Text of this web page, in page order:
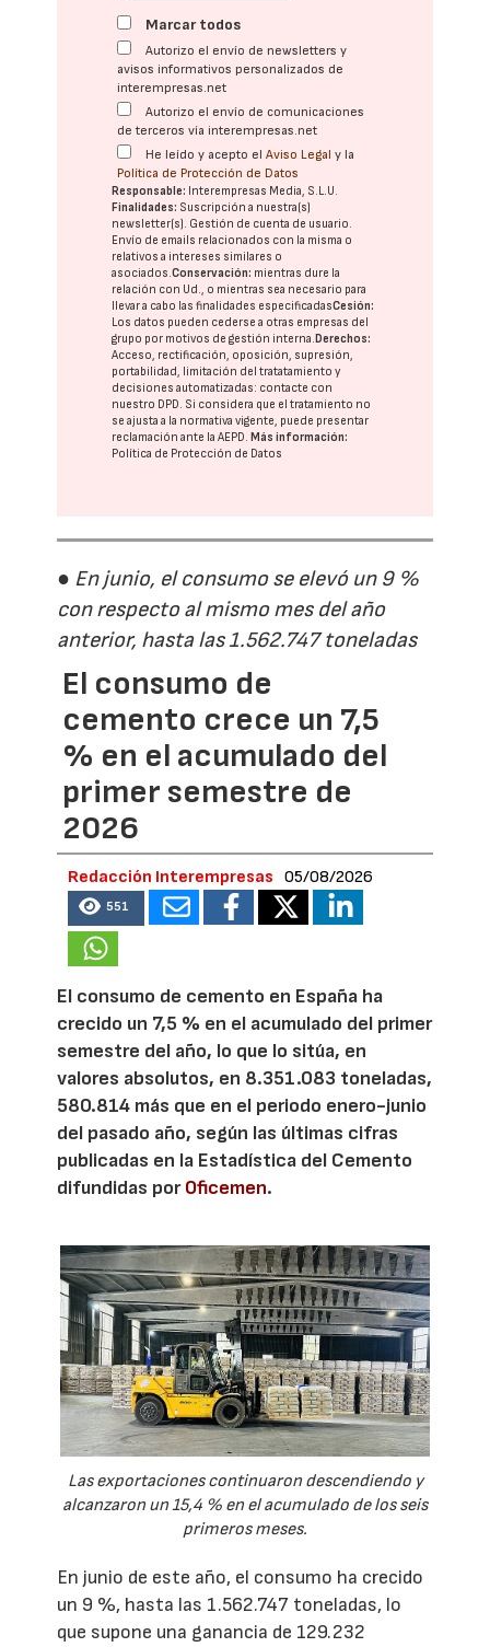
Marcar todos
Autorizo el envío de newsletters y
avisos informativos personalizados de
interempresas.net
Autorizo el envío de comunicaciones
de terceros vía interempresas.net
He leído y acepto elAviso Legal y la
Política de Protección de Datos
Responsable: Interempresas Media, S.L.U.
Finalidades: Suscripción a nuestra(s)
newsletter(s). Gestión de cuenta de usuario.
Envío de emails relacionados con la misma o
relativos a intereses similares o
asociados.Conservación: mientras dure la
relación con Ud., o mientras sea necesario para
llevar a cabo las finalidades especificadasCesión:
Los datos pueden cederse a otras empresas del
grupo por motivos de gestión interna.Derechos:
Acceso, rectificación, oposición, supresión,
portabilidad, limitación del tratatamiento y
decisiones automatizadas: contacte con
nuestro DPD. Si considera que el tratamiento no
se ajusta a la normativa vigente, puede presentar
reclamación ante laAEPD.Más información:
Política de Protección de Datos
● En junio, el consumo se elevó un 9 %
con respecto al mismo mes del año
anterior, hasta las 1.562.747 toneladas
El consumo de
cemento crece un 7,5
% en el acumulado del
primer semestre de
2026
Redacción Interempresas 05/08/2026
551
El consumo de cemento en España ha
crecido un 7,5 % en el acumulado del primer
semestre del año, lo que lo sitúa, en
valores absolutos, en 8.351.083 toneladas,
580.814 más que en el periodo enero-junio
del pasado año, según las últimas cifras
publicadas en la Estadística del Cemento
difundidas porOficemen.
Las exportaciones continuaron descendiendo y
alcanzaron un 15,4 % en el acumulado de los seis
primeros meses.
En junio de este año, el consumo ha crecido
un 9 %, hasta las 1.562.747 toneladas, lo
que supone una ganancia de 129.232